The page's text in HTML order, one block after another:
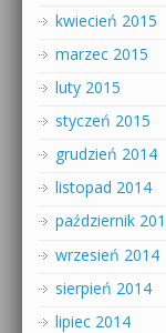
kwiecień 2015
marzec 2015
luty 2015
styczeń 2015
grudzień 2014
listopad 2014
październik
wrzesień 2014
sierpień 2014
lipiec 2014